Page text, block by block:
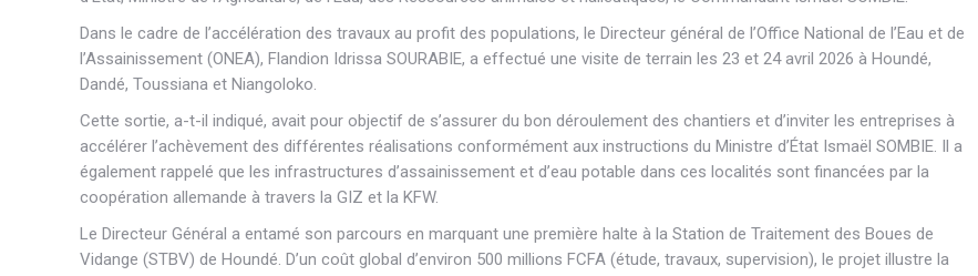
Dans le cadre de l’accélération des travaux au profit des populations, le Directeur général de l’Office National de l’Eau et de
l’Assainissement (ONEA), Flandion Idrissa SOURABIE, a effectué une visite de terrain les 23 et 24 avril 2026 à Houndé,
Dandé, Toussiana et Niangoloko.
Cette sortie, a-t-il indiqué, avait pour objectif de s’assurer du bon déroulement des chantiers et d’inviter les entreprises à
accélérer l’achèvement des différentes réalisations conformément aux instructions du Ministre d’État Ismaël SOMBIE. Il a
également rappelé que les infrastructures d’assainissement et d’eau potable dans ces localités sont financées par la
coopération allemande à travers la GIZ et la KFW.
Le Directeur Général a entamé son parcours en marquant une première halte à la Station de Traitement des Boues de
Vidange (STBV) de Houndé. D’un coût global d’environ 500 millions FCFA (étude, travaux, supervision), le projet illustre la